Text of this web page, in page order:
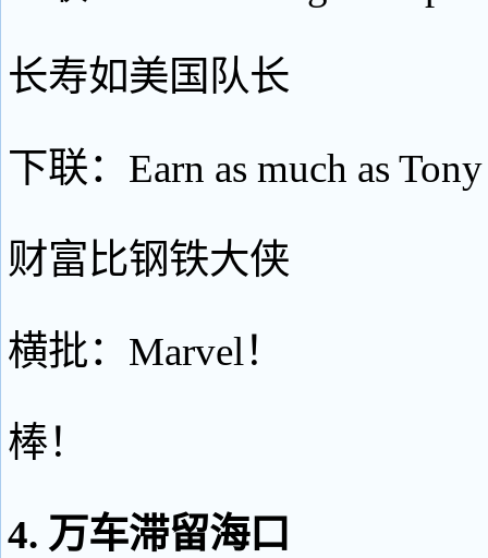
长寿如美国队长
下联：Earn as much as
财富比钢铁大侠
横批：Marvel！
棒！
4. 万车滞留海口